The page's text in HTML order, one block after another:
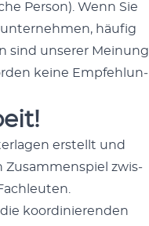
Per­son). Wenn Sie
häu­fig
sind unser­er Mei­n­ung
keine Empfehlun­
erstellt und
Zusam­men­spiel zwis­
koor­dinieren­den